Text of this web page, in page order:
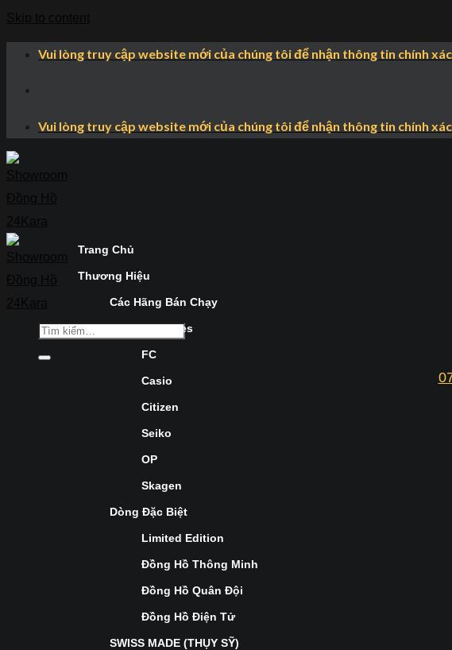
Vui lòng truy cập website mới của chúng tôi để nhận thông tin chính
Vui lòng truy cập website mới của chúng tôi để nhận thông tin chính
Trang Chủ
Thương Hiệu
Các Hãng Bán Chạy
Longines
FC
Casio
Citizen
Seiko
OP
Skagen
Dòng Đặc Biệt
Limited Edition
Đồng Hồ Thông Minh
Đồng Hồ Quân Đội
Đồng Hồ Điện Tử
SWISS MADE (THỤY SỸ)